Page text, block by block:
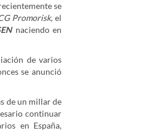
se
Promorisk, el
naciendo en
de varios
se anunció
de un millar de
continuar
en España,